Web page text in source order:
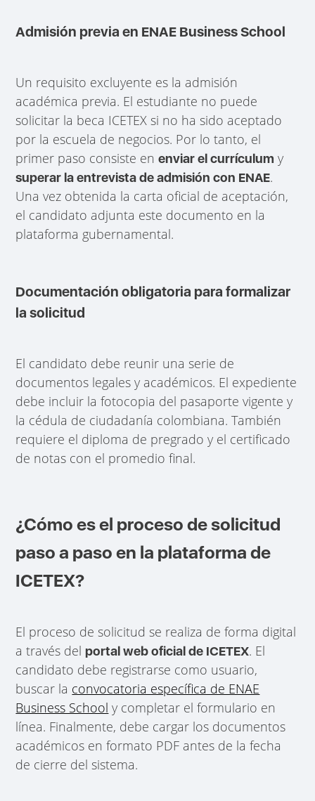
Admisión previa en ENAE Business School
Un requisito excluyente es la admisión
académica previa. El estudiante no puede
solicitar la beca ICETEX si no ha sido aceptado
por la escuela de negocios. Por lo tanto, el
primer paso consiste enenviar el currículum y
superar la entrevista de admisión con ENAE.
Una vez obtenida la carta oficial de aceptación,
el candidato adjunta este documento en la
plataforma gubernamental.
Documentación obligatoria para formalizar
la solicitud
El candidato debe reunir una serie de
documentos legales y académicos. El expediente
debe incluir la fotocopia del pasaporte vigente y
la cédula de ciudadanía colombiana. También
requiere el diploma de pregrado y el certificado
de notas con el promedio final.
¿Cómo es el proceso de solicitud
paso a paso en la plataforma de
ICETEX?
El proceso de solicitud se realiza de forma digital
a través delportal web oficial de ICETEX. El
candidato debe registrarse como usuario,
buscar la convocatoria específica de ENAE
Business School y completar el formulario en
línea. Finalmente, debe cargar los documentos
académicos en formato PDF antes de la fecha
de cierre del sistema.